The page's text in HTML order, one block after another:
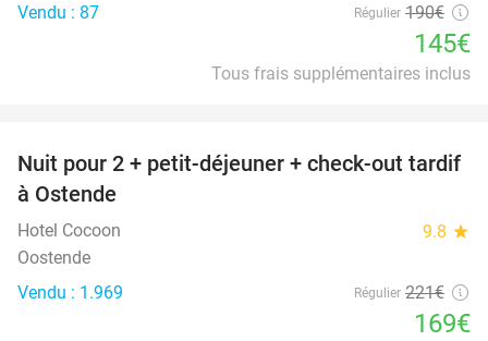
Vendu : 87
Régulier 190€
145€
Tous frais supplémentaires inclus
24%
Nuit pour 2 + petit-déjeuner + check-out tardif
à Ostende
Hotel Cocoon 9.8 star
Oostende
Vendu : 1.969
Régulier 221€
169€